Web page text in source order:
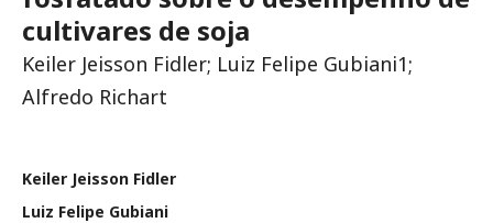
cultivares de soja
Keiler Jeisson Fidler; Luiz Felipe Gubiani1;
Alfredo Richart
Keiler Jeisson Fidler
Luiz Felipe Gubiani